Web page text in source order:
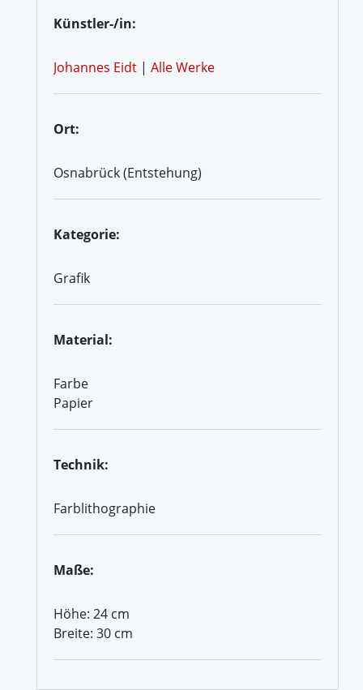
Künstler-/in:
Johannes Eidt | Alle Werke
Ort:
Osnabrück (Entstehung)
Kategorie:
Grafik
Material:
Farbe
Papier
Technik:
Farblithographie
Maße:
Höhe: 24 cm
Breite: 30 cm